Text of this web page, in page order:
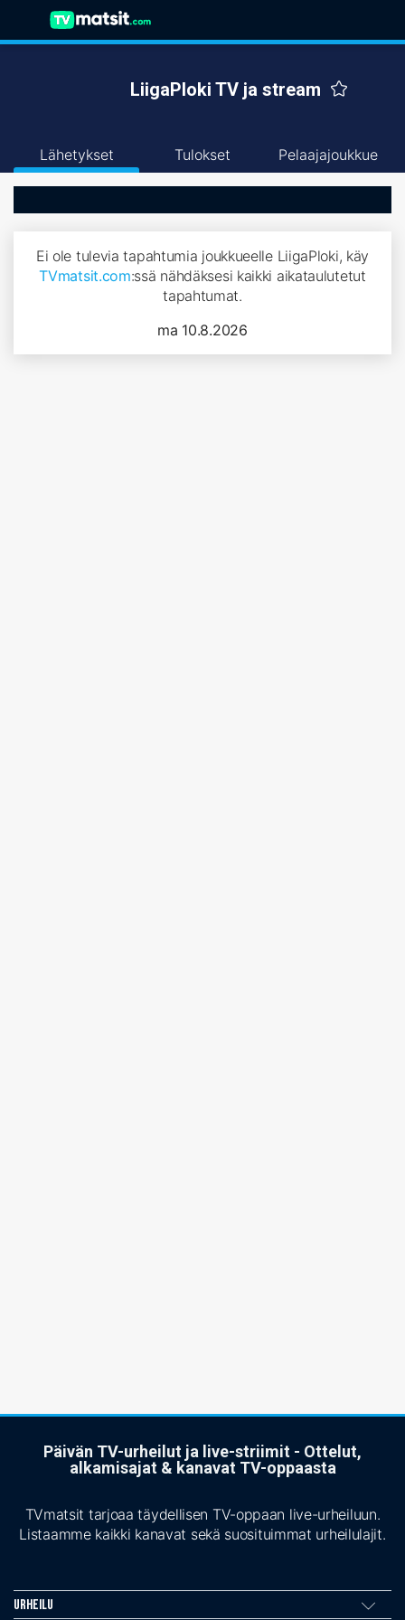
LiigaPloki TV ja stream
Lähetykset Tulokset Pelaajajoukkue
Ei ole tulevia tapahtumia joukkueelle LiigaPloki, käy
TVmatsit.com:ssä nähdäksesi kaikki aikataulutetut
tapahtumat.
ma 10.8.2026
Päivän TV-urheilut ja live-striimit - Ottelut,
alkamisajat & kanavat TV-oppaasta
TVmatsit tarjoaa täydellisen TV-oppaan live-urheiluun.
Listaamme kaikki kanavat sekä suosituimmat urheilulajit.
Urheilu